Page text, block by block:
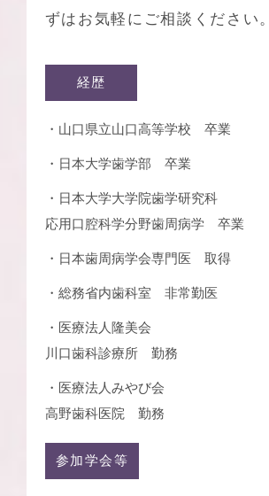
ずはお気軽にご相談ください。
経歴
・山口県立山口高等学校 卒業
・日本大学歯学部 卒業
・日本大学大学院歯学研究科
応用口腔科学分野歯周病学 卒業
・日本歯周病学会専門医 取得
・総務省内歯科室 非常勤医
・医療法人隆美会
川口歯科診療所 勤務
・医療法人みやび会
高野歯科医院 勤務
参加学会等